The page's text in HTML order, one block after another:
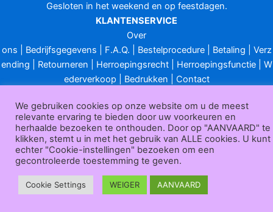
Gesloten in het weekend en op feestdagen.
KLANTENSERVICE
Over
ons
Bedrijfsgegevens F.A.Q. Bestelprocedure| Betaling
Verz
ending
Retourneren Herroepingsrecht| Herroepingsfunctie| W
ederverkoop
Bedrukken
Contact
Maxisafety.nl © 2026
We gebruiken cookies op onze website om u de meest
relevante ervaring te bieden door uw voorkeuren en
herhaalde bezoeken te onthouden. Door op "AANVAARD" te
klikken, stemt u in met het gebruik van ALLE cookies. U kunt
echter "Cookie-instellingen" bezoeken om een
gecontroleerde toestemming te geven.
Cookie Settings WEIGER AANVAARD